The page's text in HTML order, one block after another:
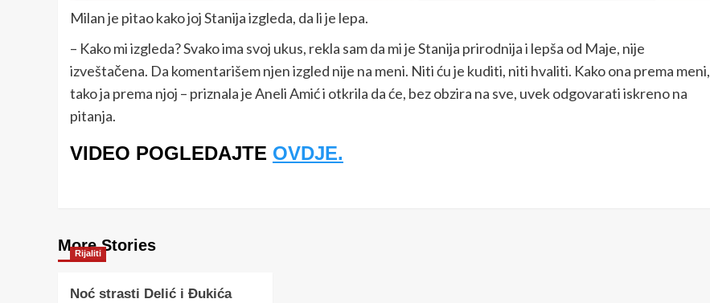
Milan je pitao kako joj Stanija izgleda, da li je lepa.
– Kako mi izgleda? Svako ima svoj ukus, rekla sam da mi je Stanija prirodnija i lepša od Maje, nije
izveštačena. Da komentarišem njen izgled nije na meni. Niti ću je kuditi, niti hvaliti. Kako ona prema meni,
tako ja prema njoj – priznala je Aneli Amić i otkrila da će, bez obzira na sve, uvek odgovarati iskreno na
pitanja.
VIDEO POGLEDAJTE OVDJE.
More Stories
Rijaliti
Noć strasti Delić i Đukića